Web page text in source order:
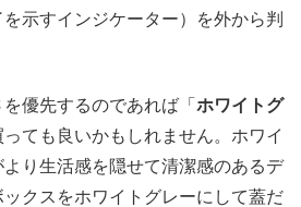
示すインジケーター）を外から判
優先するのであれば「 ホワイトグ
っても良いかもしれません。ホワイ
より生活感を隠せて清潔感のあるデ
クスをホワイトグレーにして蓋だ